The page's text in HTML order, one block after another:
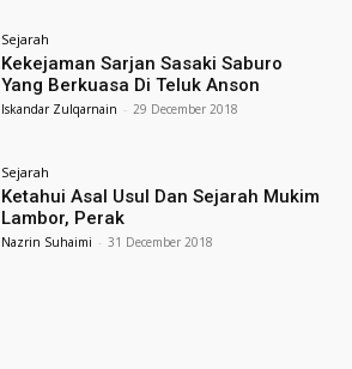
Sejarah
Kekejaman Sarjan Sasaki Saburo
Yang Berkuasa Di Teluk Anson
Iskandar Zulqarnain - 29 December 2018
Sejarah
Ketahui Asal Usul Dan Sejarah Mukim
Lambor, Perak
Nazrin Suhaimi - 31 December 2018